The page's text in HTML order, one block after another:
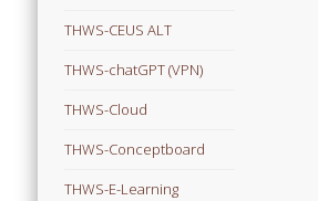
THWS-CEUS ALT
THWS-chatGPT (VPN)
THWS-Cloud
THWS-Conceptboard
THWS-E-Learning